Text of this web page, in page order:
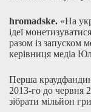
hromadske. «На
ідеї
разом із запуском
керівниця медіа
Перша
2013-го до червня
зібрати мільйон